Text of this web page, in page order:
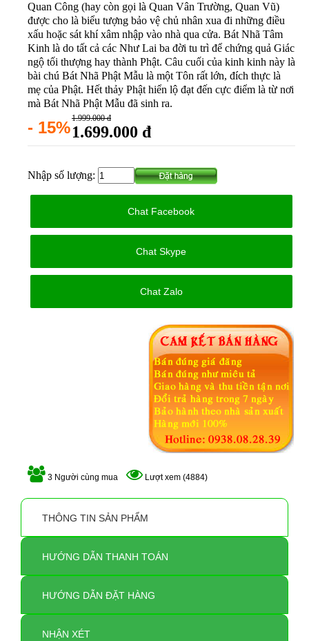
Quan Công (hay còn gọi là Quan Vân Trường, Quan Vũ)
được cho là biểu tượng bảo vệ chủ nhân xua đi những điều
xấu hoặc sát khí xâm nhập vào nhà qua cửa. Bát Nhã Tâm
Kinh là do tất cả các Như Lai ba đời tu trì để chứng quả Giác
ngộ tối thượng hay thành Phật. Câu cuối của kinh kinh này là
bài chú Bát Nhã Phật Mẫu là một Tôn rất lớn, đích thực là
mẹ của Phật. Hết thảy Phật hiển lộ đạt đến cực điểm là từ nơi
mà Bát Nhã Phật Mẫu đã sinh ra.
- 15%1.999.000 đ
1.699.000 đ
Nhập số lượng:
Chat Facebook
Chat Skype
Chat Zalo
3 Người cùng mua Lượt xem (4884)
THÔNG TIN SẢN PHẨM
HƯỚNG DẪN THANH TOÁN
HƯỚNG DẪN ĐẶT HÀNG
NHẬN XÉT